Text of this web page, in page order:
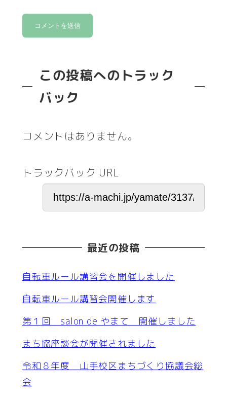
この投稿へのトラック
バック
コメントはありません。
トラックバック URL
最近の投稿
自転車ルール講習会を開催しました
自転車ルール講習会開催します
第１回 salon de やまて 開催しました
まち協座談会が開催されました
令和８年度 山手校区まちづくり協議会総
会